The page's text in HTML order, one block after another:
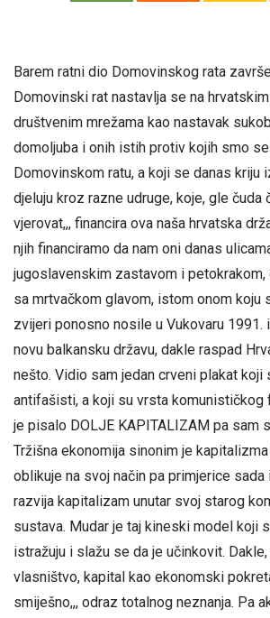
Barem ratni dio Domovinskog rata
Domovinski rat nastavlja se na
društvenim mrežama kao nastavak
domoljuba i onih istih protiv kojih smo
Domovinskom ratu, a koji se danas kriju
djeluju kroz razne udruge, koje, gle čuda
vjerovat,,, financira ova naša hrvatska
njih financiramo da nam oni danas
jugoslavenskim zastavom i
sa mrtvačkom glavom, istom onom koju
zvijeri ponosno nosile u Vukovaru 1991.
novu balkansku državu, dakle raspad
nešto. Vidio sam jedan crveni plakat koji
antifašisti, a koji su vrsta komunističkog
je pisalo DOLJE KAPITALIZAM pa sam
Tržišna ekonomija sinonim je
oblikuje na svoj način pa primjerice sada
razvija kapitalizam unutar svoj starog
sustava. Mudar je taj kineski model koji
istražuju i slažu se da je učinkovit.
vlasništvo, kapital kao ekonomski
smiješno,,, odraz totalnog neznanja. Pa